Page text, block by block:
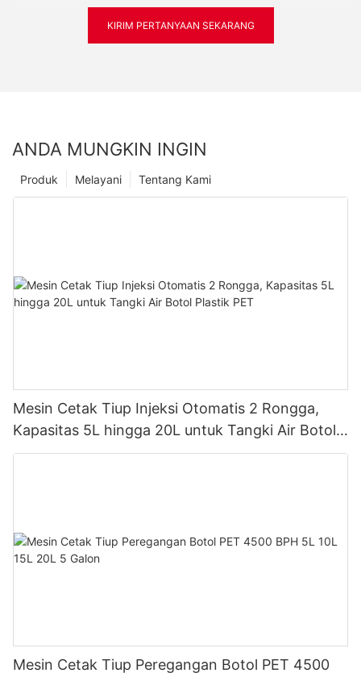
KIRIM PERTANYAAN SEKARANG
ANDA MUNGKIN INGIN
Tentang Kami
Melayani
Produk
Mesin Cetak Tiup Injeksi Otomatis 2 Rongga,
Kapasitas 5L hingga 20L untuk Tangki Air Botol
Plastik PET
Mesin Cetak Tiup Peregangan Botol PET 4500